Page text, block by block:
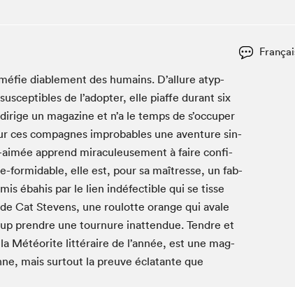
La Maison des libraires
Liseur Public
Vitrine du Festival littéraire international Metropolis
La lecture en cadeau
L'Aparté
SLM PRO
dia­ble­ment des humains. D’allure atyp­
de l’adopter, elle piaffe durant six
un mag­a­zine et n’a le temps de s’occuper
ces com­pagnes improb­a­bles une aven­ture sin­
apprend mirac­uleuse­ment à faire con­fi­
for­mi­da­ble, elle est, pour sa maîtresse, un fab­
ébahis par le lien indé­fectible qui se tisse
Cat Stevens, une roulotte orange qui avale
pren­dre une tour­nure inat­ten­due. Ten­dre et
Météorite lit­téraire de l’année, est une mag­
mais surtout la preuve écla­tante que